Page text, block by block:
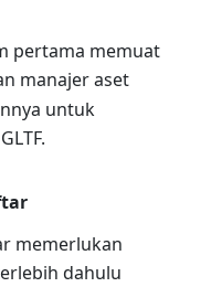
pertama memuat
manajer aset
untuk
memerlukan
dahulu